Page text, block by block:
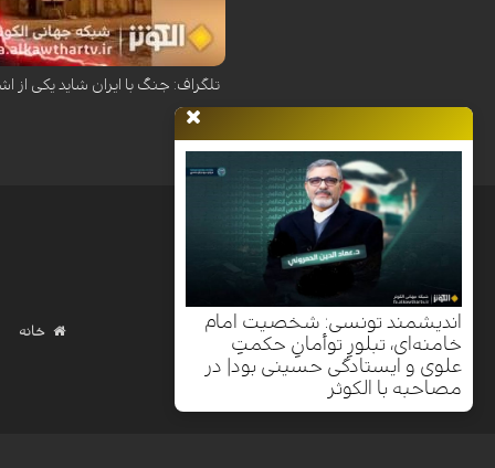
روزنامه دیلی تلگراف در تحلیلی
تلگراف: جنگ با ایران شاید یکی از
اندیشمند تونسی: شخصیت امام
خامنه‌ای، تبلورِ توأمانِ حکمتِ
علوی و ایستادگی حسینی بود| در
مصاحبه با الکوثر
خانه